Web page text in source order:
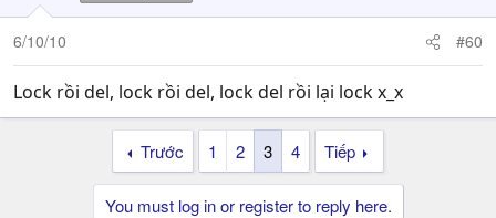
6/10/10 #60
Lock rồi del, lock rồi del, lock del rồi lại lock x_x
Trước 1 2 3 4 Tiếp
You must log in or register to reply here.